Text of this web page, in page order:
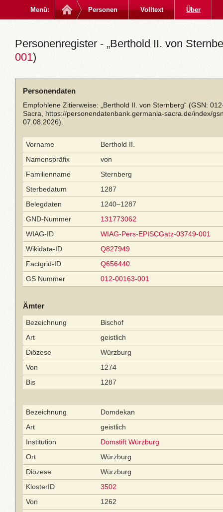
Menü: Personen Volltext Über
Personenregister - „Berthold II. von
001)
Personendaten
Empfohlene Zitierweise: „Berthold II. von Sternberg“ (GSN:
Sacra, https://personendatenbank.germania-sacra.de/index/
07.08.2026).
Vorname
Berthold II.
Namenspräfix
von
Familienname
Sternberg
Sterbedatum
1287
Belegdaten
1240–1287
GND-Nummer
131773062
WIAG-ID
WIAG-Pers-EPISCGatz-03749-001
Wikidata-ID
Q827949
Factgrid-ID
Q656440
GS Nummer
012-00163-001
Ämter
Bezeichnung
Bischof
Art
geistlich
Diözese
Würzburg
Von
1274
Bis
1287
Bezeichnung
Domdekan
Art
geistlich
Institution
Domstift Würzburg
Ort
Würzburg
Diözese
Würzburg
KlosterID
3502
Von
1262